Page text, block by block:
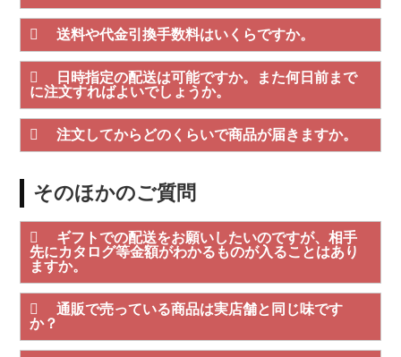
送料や代金引換手数料はいくらですか。
日時指定の配送は可能ですか。また何日前まで
に注文すればよいでしょうか。
注文してからどのくらいで商品が届きますか。
そのほかのご質問
ギフトでの配送をお願いしたいのですが、相手
先にカタログ等金額がわかるものが入ることはあり
ますか。
通販で売っている商品は実店舗と同じ味です
か？